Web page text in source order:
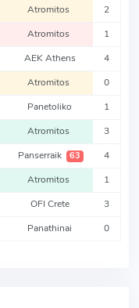
Atromitos 2
Atromitos 1
AEK Athens 4
Atromitos 0
Panetoliko 1
Atromitos 3
Panserraik 63 4
Atromitos 1
OFI Crete 3
Panathinai 0